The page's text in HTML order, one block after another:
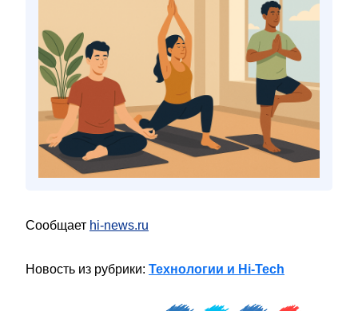
Сообщает hi-news.ru
Новость из рубрики: Технологии и Hi-Tech